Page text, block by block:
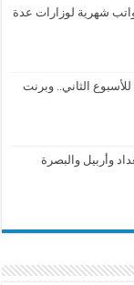
شهرية لوزارات عدة
الثاني.. وبرنت
وأربيل والبصرة